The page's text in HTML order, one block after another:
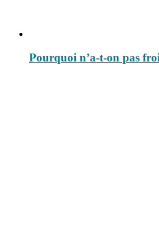
Pourquoi n’a-t-on pas